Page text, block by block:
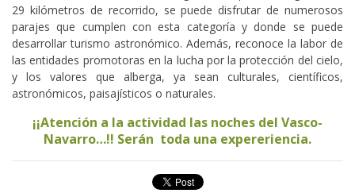
29 kilómetros de recorrido, se puede disfrutar de numerosos
parajes que cumplen con esta categoría y donde se puede
desarrollar turismo astronómico. Además, reconoce la labor de
las entidades promotoras en la lucha por la protección del cielo,
y los valores que alberga, ya sean culturales, científicos,
astronómicos, paisajísticos o naturales.
¡¡Atención a la actividad las noches del Vasco-
Navarro…!! Serán toda una expereriencia.